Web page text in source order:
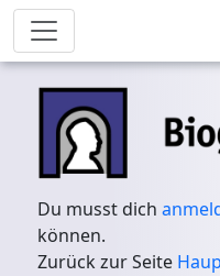
Du musst dich
können.
Zurück zur Seite